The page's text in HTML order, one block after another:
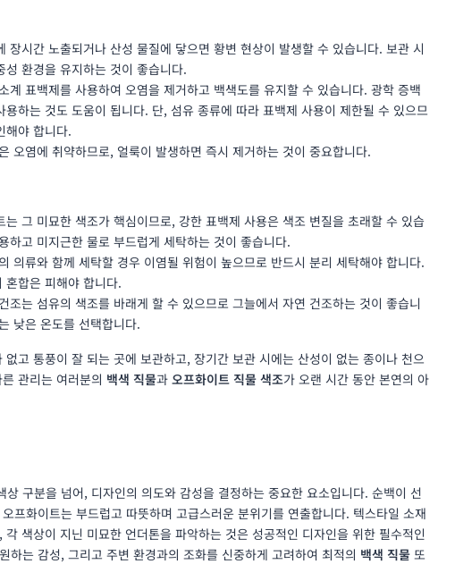
장시간 노출되거나 산성 물질에 닿으면 황변 현상이 발생할 수 있습니다. 보관 시
성 환경을 유지하는 것이 좋습니다.
계 표백제를 사용하여 오염을 제거하고 백색도를 유지할 수 있습니다. 광학 증백
용하는 것도 도움이 됩니다. 단, 섬유 종류에 따라 표백제 사용이 제한될 수 있으므
해야 합니다.
오염에 취약하므로, 얼룩이 발생하면 즉시 제거하는 것이 중요합니다.
는 그 미묘한 색조가 핵심이므로, 강한 표백제 사용은 색조 변질을 초래할 수 있습
하고 미지근한 물로 부드럽게 세탁하는 것이 좋습니다.
의류와 함께 세탁할 경우 이염될 위험이 높으므로 반드시 분리 세탁해야 합니다.
혼합은 피해야 합니다.
조는 섬유의 색조를 바래게 할 수 있으므로 그늘에서 자연 건조하는 것이 좋습니
낮은 온도를 선택합니다.
고 통풍이 잘 되는 곳에 보관하고, 장기간 보관 시에는 산성이 없는 종이나 천으
관리는 여러분의 백색 직물과 오프화이트 직물 색조가 오랜 시간 동안 본연의 아
상 구분을 넘어, 디자인의 의도와 감성을 결정하는 중요한 요소입니다. 순백이 선
프화이트는 부드럽고 따뜻하며 고급스러운 분위기를 연출합니다. 텍스타일 소재
색상이 지닌 미묘한 언더톤을 파악하는 것은 성공적인 디자인을 위한 필수적인
하는 감성, 그리고 주변 환경과의 조화를 신중하게 고려하여 최적의 백색 직물 또